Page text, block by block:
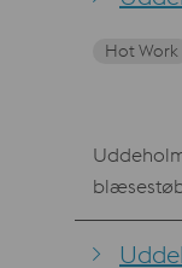
Hot Work
sælges Uddeholm